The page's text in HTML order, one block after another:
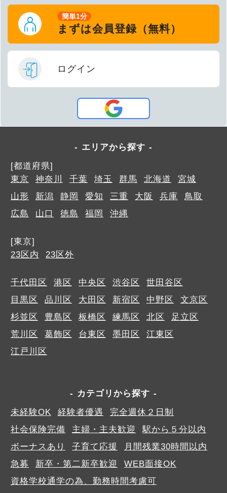
簡単1分
まずは会員登録（無料）
ログイン
エリアから探す
[都道府県]
東京
神奈川 千葉 埼玉 群馬 北海道
宮城
山形
新潟 静岡 愛知 三重 大阪 兵庫
鳥取
広島
山口 徳島 福岡 沖縄
[東京]
23区内
23区外
千代田区 港区 中央区 渋谷区
世田谷区
目黒区
品川区 大田区 新宿区 中野区
文京区
杉並区
豊島区 板橋区 練馬区 北区
足立区
荒川区
葛飾区 台東区 墨田区
江東区
江戸川区
カテゴリから探す
未経験OK
経験者優遇
完全週休２日制
社会保険完備
主婦・主夫歓迎
駅から５分以内
ボーナスあり
子育て応援
月間残業30時間以内
急募
新卒・第二新卒歓迎
WEB面接OK
資格学校通学の為、勤務時間考慮可